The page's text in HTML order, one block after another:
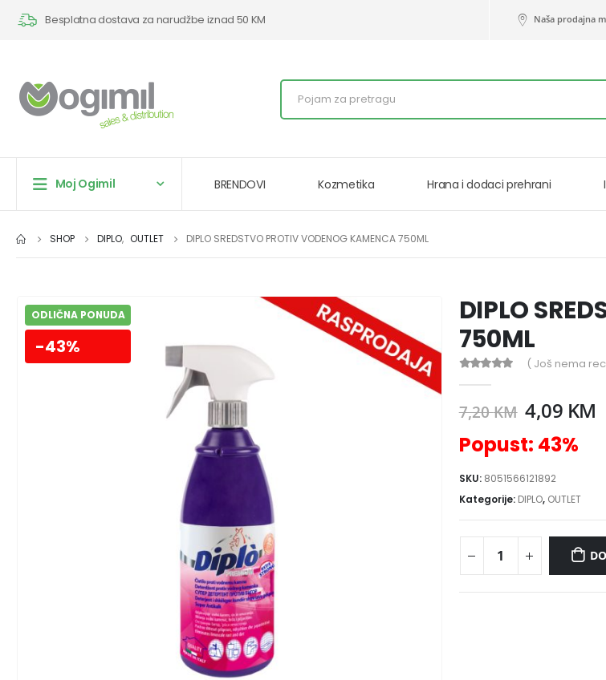
Besplatna dostava za narudžbe iznad 50 KM Naša prodajna
Moj Ogimil BRENDOVI Kozmetika Hrana i dodaci prehrani
SHOP DIPLO, OUTLET DIPLO SREDSTVO PROTIV VODENOG KAMENCA 750ML
ODLIČNA PONUDA
-43%
DIPLO
750ML
( Još nema
7,20KM 4,09 KM
Popust: 43%
SKU: 8051566121892
Kategorije: DIPLO, OUTLET